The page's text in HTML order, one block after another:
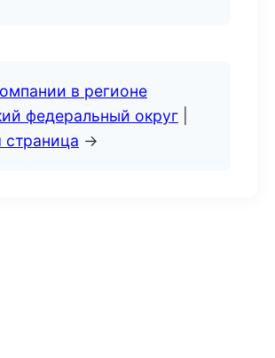
в регионе
федеральный округ
страница →